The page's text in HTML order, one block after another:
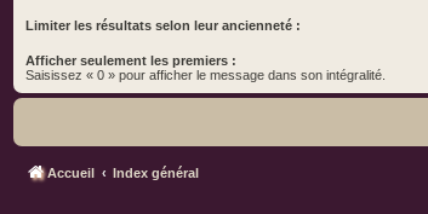
Limiter les résultats selon leur ancienneté :
Afficher seulement les premiers :
Saisissez « 0 » pour afficher le message dans son intégralité.
Accueil Index général